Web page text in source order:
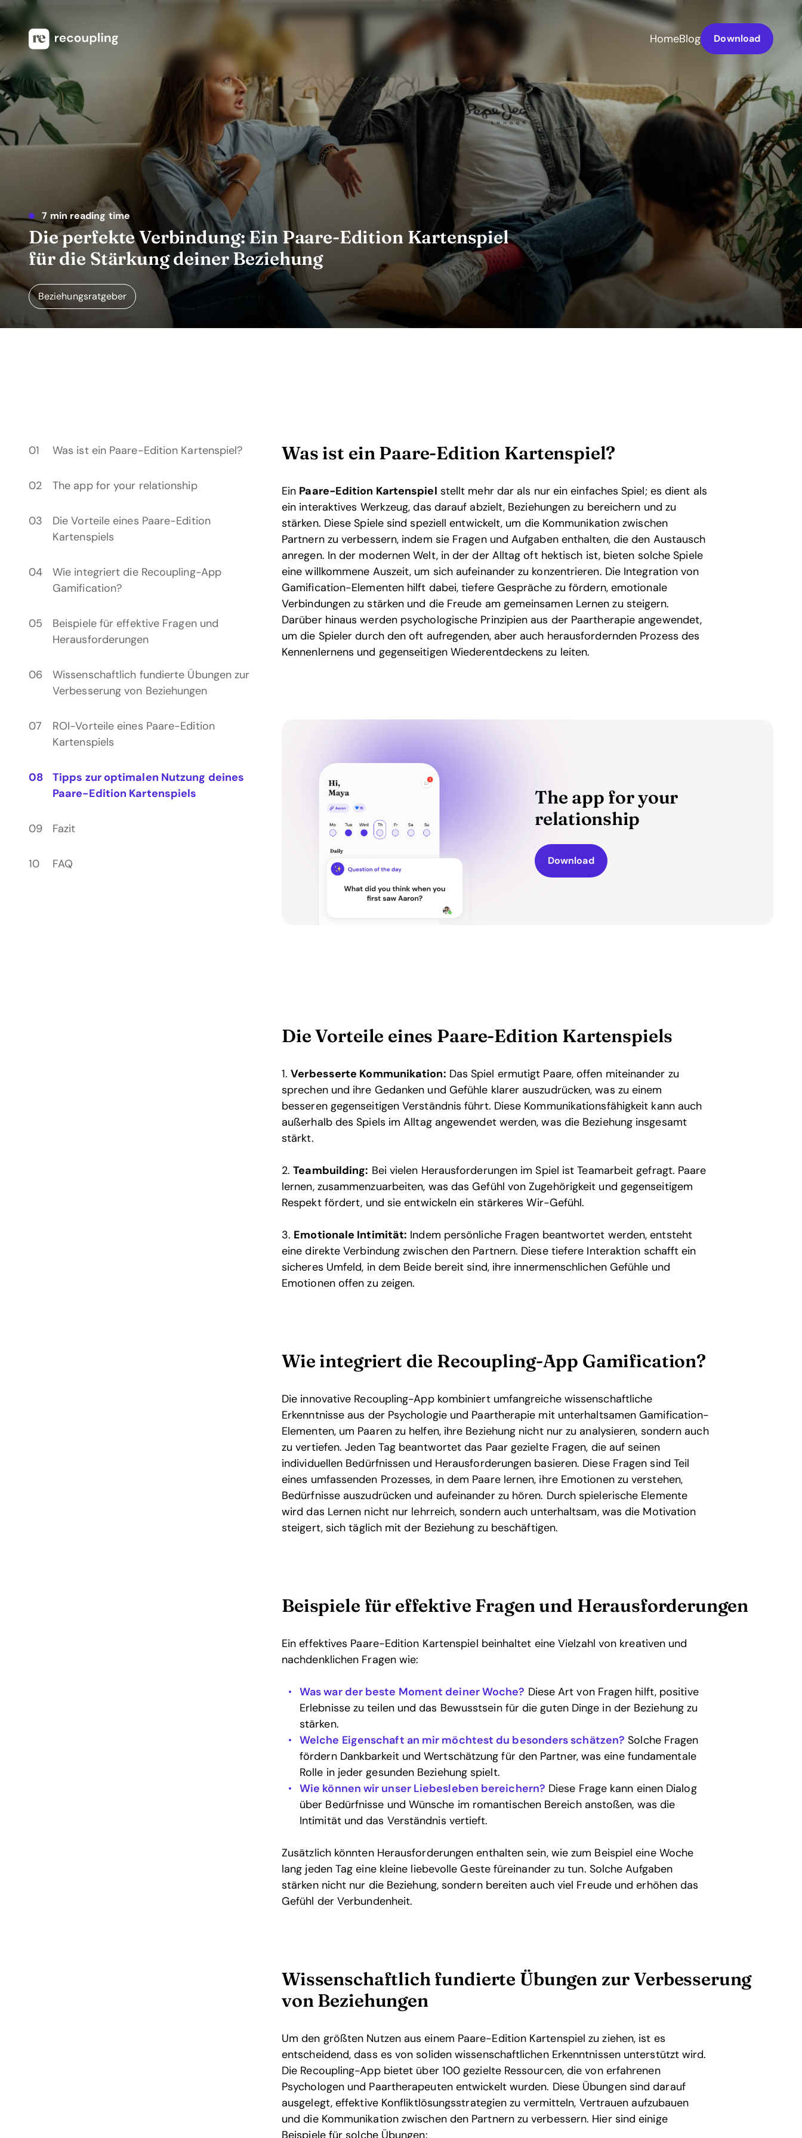
HomeBlog Download
7 min reading time
Die perfekte Verbindung: Ein Paare-Edition Kartenspiel
für die Stärkung deiner Beziehung
Beziehungsratgeber
Was ist ein Paare-Edition Kartenspiel?
The app for your relationship
Die Vorteile eines Paare-Edition
Kartenspiels
Wie integriert die Recoupling-App
Gamification?
Beispiele für effektive Fragen und
Herausforderungen
Wissenschaftlich fundierte Übungen zur
Verbesserung von Beziehungen
ROI-Vorteile eines Paare-Edition
Kartenspiels
Tipps zur optimalen Nutzung deines
Paare-Edition Kartenspiels
Fazit
FAQ
Was ist ein Paare-Edition Kartenspiel?
Ein Paare-Edition Kartenspiel stellt mehr dar als nur ein einfaches Spiel; es dient als
ein interaktives Werkzeug, das darauf abzielt, Beziehungen zu bereichern und zu
stärken. Diese Spiele sind speziell entwickelt, um die Kommunikation zwischen
Partnern zu verbessern, indem sie Fragen und Aufgaben enthalten, die den Austausch
anregen. In der modernen Welt, in der der Alltag oft hektisch ist, bieten solche Spiele
eine willkommene Auszeit, um sich aufeinander zu konzentrieren. Die Integration von
Gamification-Elementen hilft dabei, tiefere Gespräche zu fördern, emotionale
Verbindungen zu stärken und die Freude am gemeinsamen Lernen zu steigern.
Darüber hinaus werden psychologische Prinzipien aus der Paartherapie angewendet,
um die Spieler durch den oft aufregenden, aber auch herausfordernden Prozess des
Kennenlernens und gegenseitigen Wiederentdeckens zu leiten.
The app for your
relationship
Download
Die Vorteile eines Paare-Edition Kartenspiels
1.Verbesserte Kommunikation: Das Spiel ermutigt Paare, offen miteinander zu
sprechen und ihre Gedanken und Gefühle klarer auszudrücken, was zu einem
besseren gegenseitigen Verständnis führt. Diese Kommunikationsfähigkeit kann auch
außerhalb des Spiels im Alltag angewendet werden, was die Beziehung insgesamt
stärkt.
2.Teambuilding: Bei vielen Herausforderungen im Spiel ist Teamarbeit gefragt. Paare
lernen, zusammenzuarbeiten, was das Gefühl von Zugehörigkeit und gegenseitigem
Respekt fördert, und sie entwickeln ein stärkeres Wir-Gefühl.
3. Emotionale Intimität: Indem persönliche Fragen beantwortet werden, entsteht
eine direkte Verbindung zwischen den Partnern. Diese tiefere Interaktion schafft ein
sicheres Umfeld, in dem Beide bereit sind, ihre innermenschlichen Gefühle und
Emotionen offen zu zeigen.
Wie integriert die Recoupling-App Gamification?
Die innovative Recoupling-App kombiniert umfangreiche wissenschaftliche
Erkenntnisse aus der Psychologie und Paartherapie mit unterhaltsamen Gamification-
Elementen, um Paaren zu helfen, ihre Beziehung nicht nur zu analysieren, sondern auch
zu vertiefen. Jeden Tag beantwortet das Paar gezielte Fragen, die auf seinen
individuellen Bedürfnissen und Herausforderungen basieren. Diese Fragen sind Teil
eines umfassenden Prozesses, in dem Paare lernen, ihre Emotionen zu verstehen,
Bedürfnisse auszudrücken und aufeinander zu hören. Durch spielerische Elemente
wird das Lernen nicht nur lehrreich, sondern auch unterhaltsam, was die Motivation
steigert, sich täglich mit der Beziehung zu beschäftigen.
Beispiele für effektive Fragen und Herausforderungen
Ein effektives Paare-Edition Kartenspiel beinhaltet eine Vielzahl von kreativen und
nachdenklichen Fragen wie:
Was war der beste Moment deiner Woche? Diese Art von Fragen hilft, positive
Erlebnisse zu teilen und das Bewusstsein für die guten Dinge in der Beziehung zu
stärken.
Welche Eigenschaft an mir möchtest du besonders schätzen? Solche Fragen
fördern Dankbarkeit und Wertschätzung für den Partner, was eine fundamentale
Rolle in jeder gesunden Beziehung spielt.
Wie können wir unser Liebesleben bereichern? Diese Frage kann einen Dialog
über Bedürfnisse und Wünsche im romantischen Bereich anstoßen, was die
Intimität und das Verständnis vertieft.
Zusätzlich könnten Herausforderungen enthalten sein, wie zum Beispiel eine Woche
lang jeden Tag eine kleine liebevolle Geste füreinander zu tun. Solche Aufgaben
stärken nicht nur die Beziehung, sondern bereiten auch viel Freude und erhöhen das
Gefühl der Verbundenheit.
Wissenschaftlich fundierte Übungen zur Verbesserung
von Beziehungen
Um den größten Nutzen aus einem Paare-Edition Kartenspiel zu ziehen, ist es
entscheidend, dass es von soliden wissenschaftlichen Erkenntnissen unterstützt wird.
Die Recoupling-App bietet über 100 gezielte Ressourcen, die von erfahrenen
Psychologen und Paartherapeuten entwickelt wurden. Diese Übungen sind darauf
ausgelegt, effektive Konfliktlösungsstrategien zu vermitteln, Vertrauen aufzubauen
und die Kommunikation zwischen den Partnern zu verbessern. Hier sind einige
Beispiele für solche Übungen: